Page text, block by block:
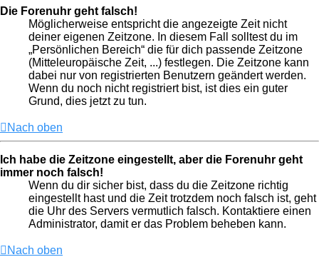
Die Forenuhr geht falsch!
Möglicherweise entspricht die angezeigte Zeit nicht
deiner eigenen Zeitzone. In diesem Fall solltest du im
„Persönlichen Bereich“ die für dich passende Zeitzone
(Mitteleuropäische Zeit, ...) festlegen. Die Zeitzone kann
dabei nur von registrierten Benutzern geändert werden.
Wenn du noch nicht registriert bist, ist dies ein guter
Grund, dies jetzt zu tun.
Nach oben
Ich habe die Zeitzone eingestellt, aber die Forenuhr geht
immer noch falsch!
Wenn du dir sicher bist, dass du die Zeitzone richtig
eingestellt hast und die Zeit trotzdem noch falsch ist, geht
die Uhr des Servers vermutlich falsch. Kontaktiere einen
Administrator, damit er das Problem beheben kann.
Nach oben